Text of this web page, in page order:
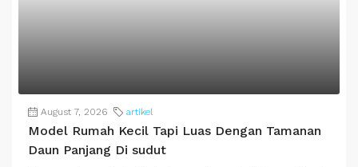
August 7, 2026 artikel
Model Rumah Kecil Tapi Luas Dengan Tamanan
Daun Panjang Di sudut